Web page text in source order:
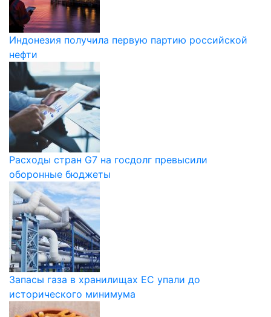
Индонезия получила первую партию российской
нефти
Расходы стран G7 на госдолг превысили
оборонные бюджеты
Запасы газа в хранилищах ЕС упали до
исторического минимума